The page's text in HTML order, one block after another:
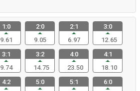
1:0
9.61
2:0
9.05
2:1
6.97
3:0
12.65
3:1
9.74
3:2
14.75
4:0
23.50
4:1
18.10
4:2
5:0
5:1
6:0